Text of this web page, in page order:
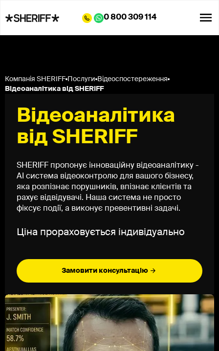
0 800 309 114
Компанія SHERIFF Послуги Відеоспостереження
Відеоаналітика від SHERIFF
Відеоаналітика
від SHERIFF
SHERIFF пропонує інноваційну відеоаналітику -
AI система відеоконтролю для вашого бізнесу,
яка розпізнає порушників, впізнає клієнтів та
рахує відвідувачі. Наша система не просто
фіксує події, а виконує превентивні задачі.
Ціна прораховується індивідуально
Замовити консультацію